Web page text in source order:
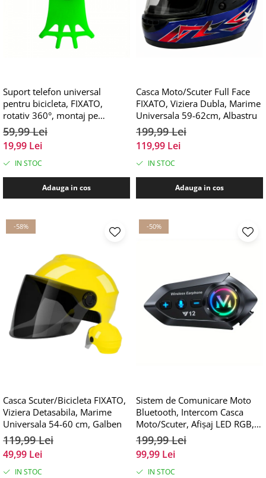
Suport telefon universal
pentru bicicleta, FIXATO,
rotativ 360°, montaj pe
ghidon, silicon, compatibil
bicicleta, scuter, carut,
trotineta, Verde
59,99 Lei
19,99 Lei
IN STOC
Adauga in cos
Casca Moto/Scuter Full Face
FIXATO, Viziera Dubla, Marime
Universala 59-62cm, Albastru
199,99 Lei
119,99 Lei
IN STOC
Adauga in cos
-58%
Casca Scuter/Bicicleta FIXATO,
Viziera Detasabila, Marime
Universala 54-60 cm, Galben
119,99 Lei
49,99 Lei
IN STOC
-50%
Sistem de Comunicare Moto
Bluetooth, Intercom Casca
Moto/Scuter, Afișaj LED RGB,
Anulare Zgomot, Răspuns
Automat, Navigație Vocală,
Muzică, Impermeabil IPX6,
Încărcare USB, FIXATO, Negru
199,99 Lei
99,99 Lei
IN STOC